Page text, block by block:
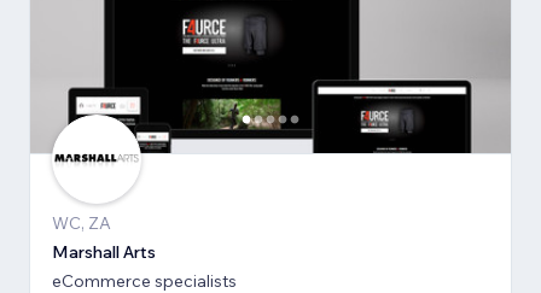
WC, ZA
Marshall Arts
eCommerce specialists